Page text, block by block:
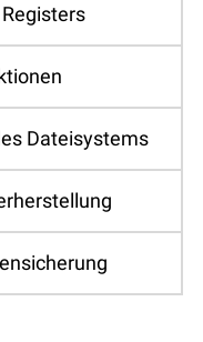
Dateisystems